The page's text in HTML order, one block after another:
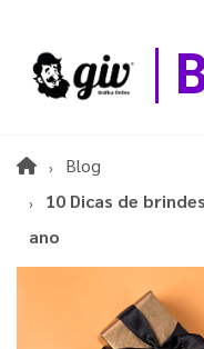
Blog
10 Dicas de
ano